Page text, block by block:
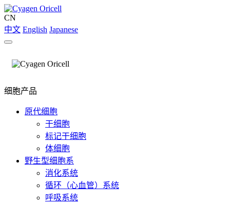
CN
中文 English Japanese
细胞产品
原代细胞
干细胞
标记干细胞
体细胞
野生型细胞系
消化系统
循环（心血管）系统
呼吸系统